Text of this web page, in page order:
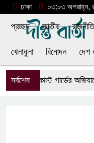
ঢাকা ০৩:০৩ অপরাহ্ন,
প্রচ্ছদ জাতীয় রাজনীতি
খেলাধুলা বিনোদন দেশ
সর্বশেষকোস্ট গার্ডের অভিযানে